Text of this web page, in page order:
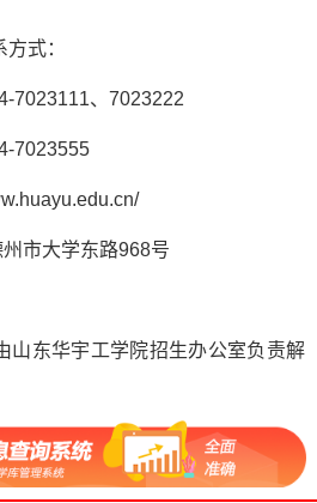
式：
7023111、7023222
7023555
市大学东路968号
山东华宇工学院招生办公室负责解